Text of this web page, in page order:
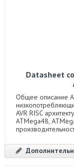
Datasheet
Общее описание
AVR RISC
ATMega48,